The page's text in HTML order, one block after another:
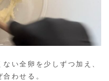
い全卵を少しずつ加え、
わせる。